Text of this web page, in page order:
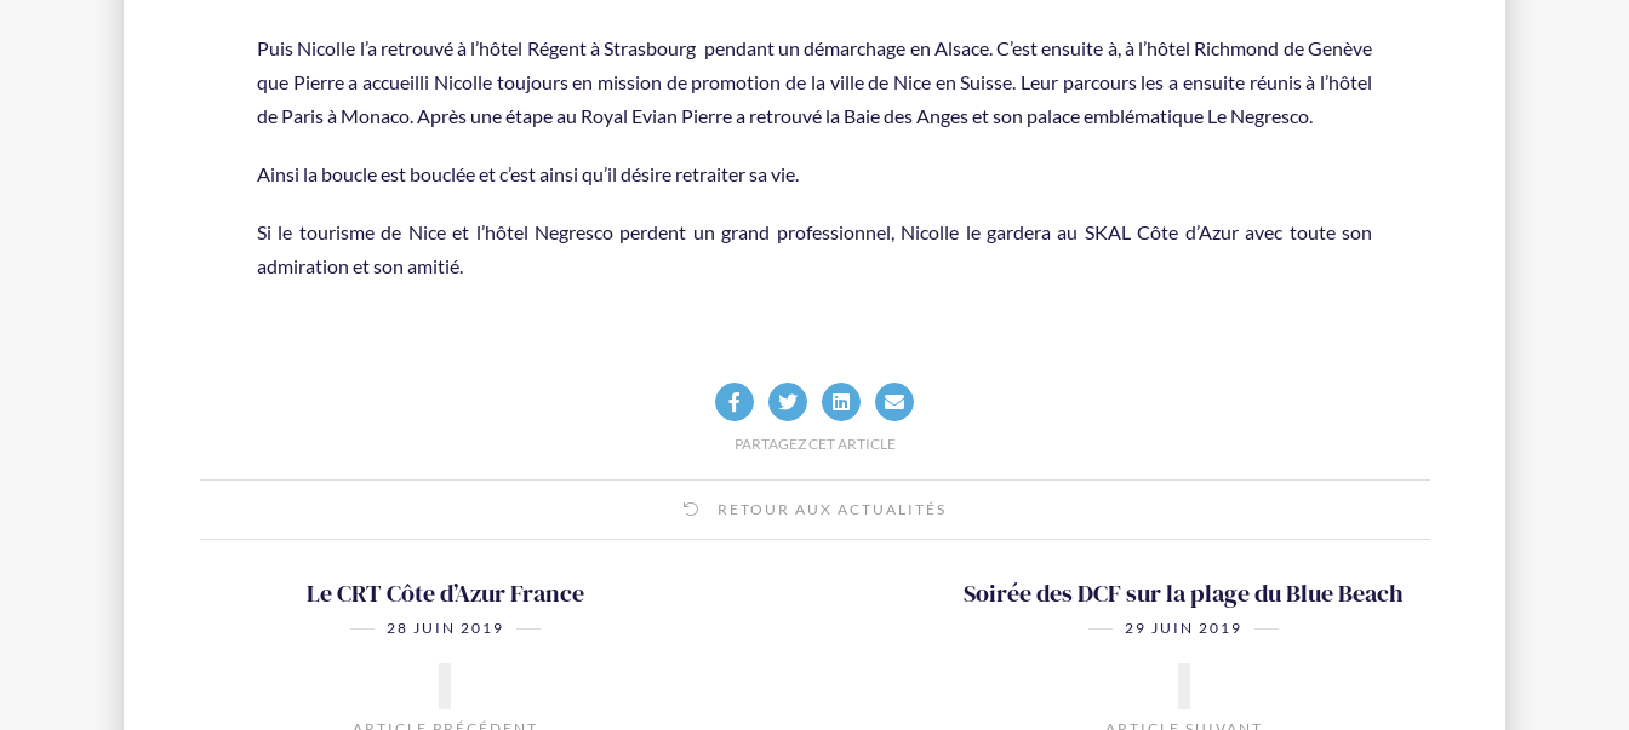
Puis Nicolle l’a retrouvé à l’hôtel Régent à Strasbourg pendant un démarchage en Alsace. C’est ensuite à, à l’hôtel Richmond de Genève
que Pierre a accueilli Nicolle toujours en mission de promotion de la ville de Nice en Suisse. Leur parcours les a ensuite réunis à l’hôtel
de Paris à Monaco. Après une étape au Royal Evian Pierre a retrouvé la Baie des Anges et son palace emblématique Le Negresco.
Ainsi la boucle est bouclée et c’est ainsi qu’il désire retraiter sa vie.
Si le tourisme de Nice et l’hôtel Negresco perdent un grand professionnel, Nicolle le gardera au SKAL Côte d’Azur avec toute son
admiration et son amitié.
PARTAGEZ CET ARTICLE
RETOUR AUX ACTUALITÉS
Le CRT Côte d’Azur France
28 JUIN 2019
Soirée des DCF sur la plage du Blue Beach
29 JUIN 2019